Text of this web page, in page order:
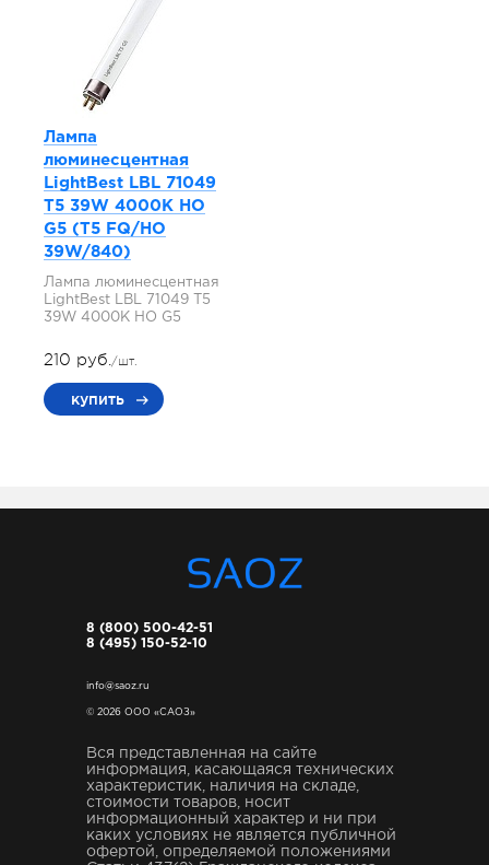
Лампа
люминесцентная
LightBest LBL 71049
T5 39W 4000K HO
G5 (T5 FQ/HO
39W/840)
Лампа люминесцентная
LightBest LBL 71049 T5
39W 4000K HO G5
210 руб./шт.
купить
8 (800) 500-42-51
8 (495) 150-52-10
info@saoz.ru
© 2026 ООО «САОЗ»
Вся представленная на сайте
информация, касающаяся технических
характеристик, наличия на складе,
стоимости товаров, носит
информационный характер и ни при
каких условиях не является публичной
офертой, определяемой положениями